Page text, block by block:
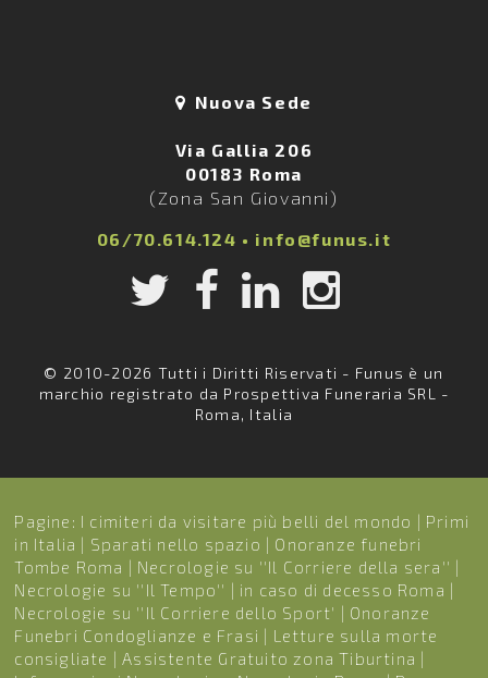
Nuova Sede
Via Gallia 206
00183 Roma
(Zona San Giovanni)
06/70.614.124 • info@funus.it
© 2010-2026 Tutti i Diritti Riservati - Funus è un
marchio registrato da Prospettiva Funeraria SRL -
Roma, Italia
Pagine: I cimiteri da visitare più belli del mondo | Primi
in Italia | Sparati nello spazio | Onoranze funebri
Tombe Roma | Necrologie su ''Il Corriere della sera'' |
Necrologie su ''Il Tempo'' | in caso di decesso Roma |
Necrologie su ''Il Corriere dello Sport' | Onoranze
Funebri Condoglianze e Frasi | Letture sulla morte
consigliate |Assistente Gratuito zona Tiburtina |